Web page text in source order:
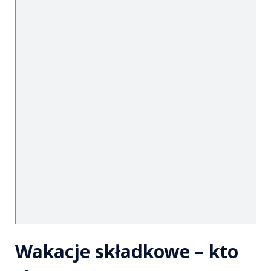
Wakacje składkowe – kto